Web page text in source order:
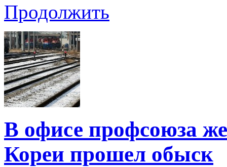
Продолжить
В офисе профсоюза
Кореи прошел обыск